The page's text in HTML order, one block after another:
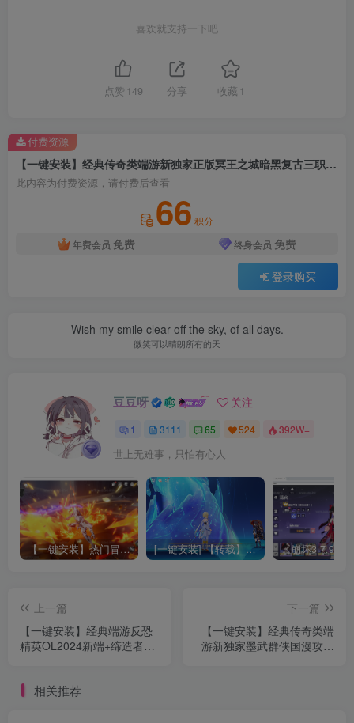
喜欢就支持一下吧
点赞 149 分享 收藏 1
【一键安装】经典传奇类端游新独家正版冥王之城暗黑复古三职业+单机登录器+配套客户端+精美时装+超清地图+配套网站
此内容为付费资源，请付费后查看
66 积分
年费会员 免费 终身会员 免费
登录购买
付费资源
Wish my smile clear off the sky, of all days.
微笑可以晴朗所有的天
豆豆呀 关注
1 3111 65 524 392W+
世上无难事，只怕有心人
【一键安装】热门冒险策略类游戏崩坏：星穹铁道全新2.3版本一键端+一键代理+一键启动+免虚拟机 [一键安装] 【转载】原神3.4真端服务端+源码+配套客户端+详尽说明+GM工具+源码说明文件
上一篇
【一键安装】经典端游反恐
精英OL2024新端+缔造者模
全明星+多版本共享
下一篇
【一键安装】经典传奇类端
游新独家墨武群侠国漫攻速
相关推荐